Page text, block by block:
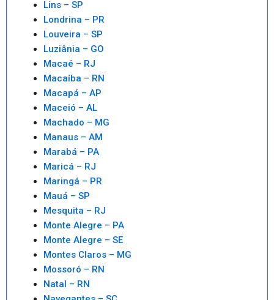
Lins – SP
Londrina – PR
Louveira – SP
Luziânia – GO
Macaé – RJ
Macaíba – RN
Macapá – AP
Maceió – AL
Machado – MG
Manaus – AM
Marabá – PA
Maricá – RJ
Maringá – PR
Mauá – SP
Mesquita – RJ
Monte Alegre – PA
Monte Alegre – SE
Montes Claros – MG
Mossoró – RN
Natal – RN